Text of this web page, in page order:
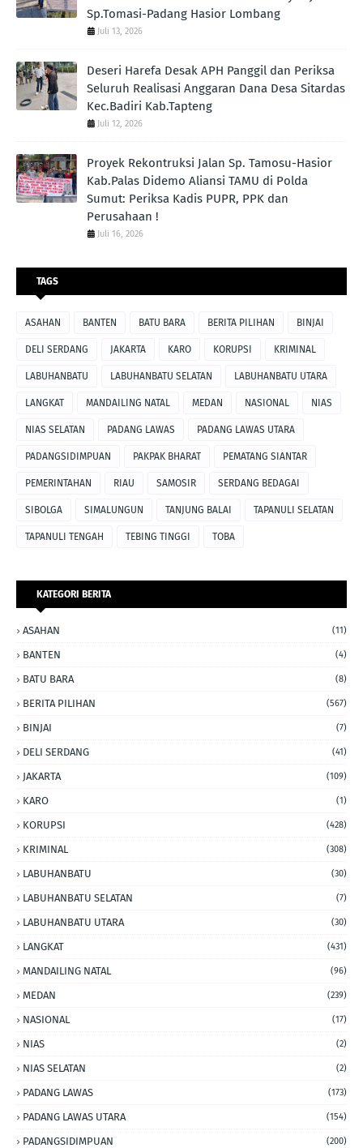
Sp.Tomasi-Padang Hasior Lombang
Juli 13, 2026
Deseri Harefa Desak APH Panggil dan Periksa
Seluruh Realisasi Anggaran Dana Desa Sitardas
Kec.Badiri Kab.Tapteng
Juli 12, 2026
Proyek Rekontruksi Jalan Sp. Tamosu-Hasior
Kab.Palas Didemo Aliansi TAMU di Polda
Sumut: Periksa Kadis PUPR, PPK dan
Perusahaan !
Juli 16, 2026
TAGS
ASAHAN BANTEN BATU BARA BERITA PILIHAN BINJAI
DELI SERDANG JAKARTA KARO KORUPSI KRIMINAL
LABUHANBATU LABUHANBATU SELATAN LABUHANBATU UTARA
LANGKAT MANDAILING NATAL MEDAN NASIONAL NIAS
NIAS SELATAN PADANG LAWAS PADANG LAWAS UTARA
PADANGSIDIMPUAN PAKPAK BHARAT PEMATANG SIANTAR
PEMERINTAHAN RIAU SAMOSIR SERDANG BEDAGAI
SIBOLGA SIMALUNGUN TANJUNG BALAI TAPANULI SELATAN
TAPANULI TENGAH TEBING TINGGI TOBA
KATEGORI BERITA
ASAHAN (11)
BANTEN (4)
BATU BARA (8)
BERITA PILIHAN (567)
BINJAI (7)
DELI SERDANG (41)
JAKARTA (109)
KARO (1)
KORUPSI (428)
KRIMINAL (308)
LABUHANBATU (30)
LABUHANBATU SELATAN (7)
LABUHANBATU UTARA (30)
LANGKAT (431)
MANDAILING NATAL (96)
MEDAN (239)
NASIONAL (17)
NIAS (2)
NIAS SELATAN (2)
PADANG LAWAS (173)
PADANG LAWAS UTARA (154)
PADANGSIDIMPUAN (200)